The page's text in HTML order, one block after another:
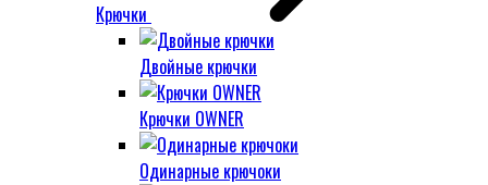
Крючки
Двойные крючки
Крючки OWNER
Одинарные крючоки